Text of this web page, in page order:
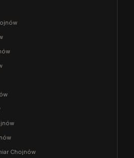
Chojnów